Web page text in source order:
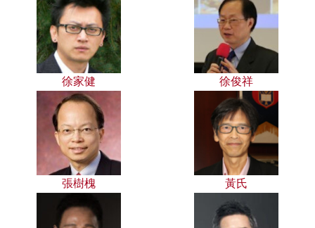
徐家健 徐俊祥
張樹槐 黃氏